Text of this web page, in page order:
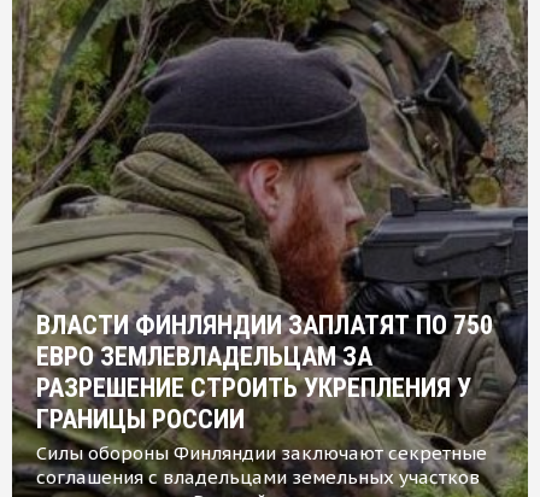
ВЛАСТИ ФИНЛЯНДИИ ЗАПЛАТЯТ ПО 750
ЕВРО ЗЕМЛЕВЛАДЕЛЬЦАМ ЗА
РАЗРЕШЕНИЕ СТРОИТЬ УКРЕПЛЕНИЯ У
ГРАНИЦЫ РОССИИ
Силы обороны Финляндии заключают секретные
соглашения с владельцами земельных участков